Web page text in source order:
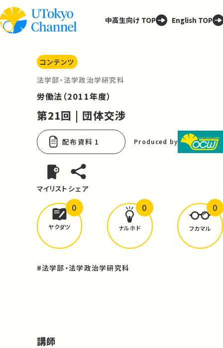
中高生向け TOP English TOP
コンテンツ
法学部・法学政治学研究科
労働法（2011年度）
第21回 | 団体交渉
配布資料 1 Produced by
マイリスト シェア
どんな学びがありましたか？
ヤクダツ
0
ナルホド
0
フカマル
0
#法学部・法学政治学研究科
講師